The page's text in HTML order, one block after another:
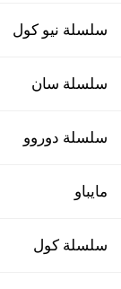
سلسلة نيو كول
سلسلة سان
سلسلة دوروو
مايباو
سلسلة كول